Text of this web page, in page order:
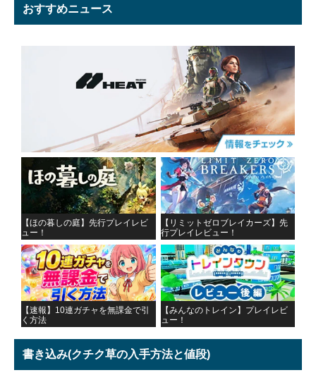
おすすめニュース
【ほの暮しの庭】先行プレイレビ
ュー！
【リミットゼロブレイカーズ】先
行プレイレビュー！
【速報】10連ガチャを無課金で引
く方法
【みんなのトレイン】プレイレビ
ュー！
書き込み(クチク草の入手方法と値段)